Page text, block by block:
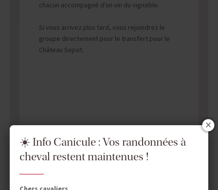
chacun accompagné d'un vin du vignoble.
Si vous arrivez plus tard, vous rejoindrez le
groupe directement pour le transfert pour le
Château Sopot.
☀️ Info Canicule : Vos randonnées à
cheval restent maintenues !